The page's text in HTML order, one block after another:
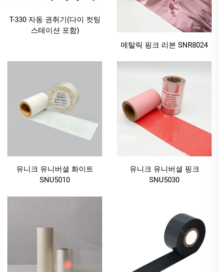
T-330 자동 권취기(다이 컷팅
스테이션 포함)
메탈릭 핑크 리본 SNR8024
유니크 유니버셜 화이트
SNU5010
유니크 유니버셜 핑크
SNU5030